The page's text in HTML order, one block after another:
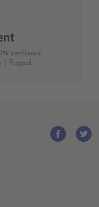
confiance
| Paypal